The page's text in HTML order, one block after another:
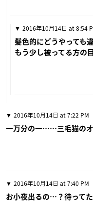
2016年10月14日 at 8:54
髪色的にどうやっても
もう少し被ってる方の
2016年10月14日 at 7:22 PM
一万分の一……三毛猫のオ
2016年10月14日 at 7:40 PM
お小夜出るの…？待ってた